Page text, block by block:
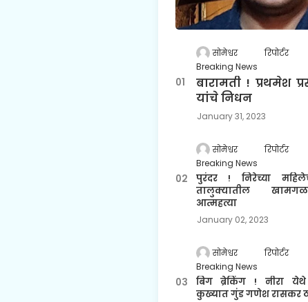
सोमेश्वर
Breaking News
बारामती ! प्रथमेश
यांचे निधन
January 31, 2023
सोमेश्वर
Breaking News
पुरंदर ! निरेच्या
तालुक्यातील
आत्महत्या
January 02, 2023
सोमेश्वर
Breaking News
बिग ब्रेकिंग ! नीरा येथे
कुख्यात गुंड गणेश रासकर